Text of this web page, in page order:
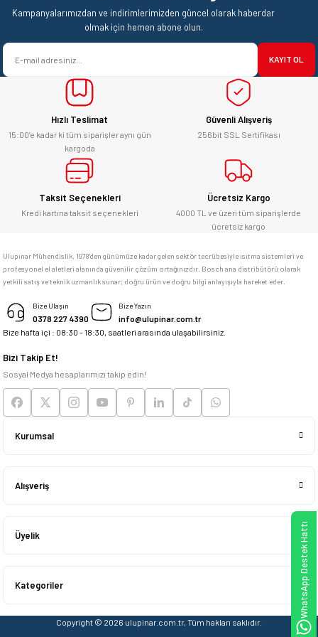
Ürün resmi kalitesiz, bozuk veya görüntülenemiyor.
Ürün açıklamasında eksik bilgiler bulunuyor.
Ürün bilgilerinde hatalar bulunuyor.
Ürün fiyatı diğer sitelerden daha pahalı.
Bu ürüne benzer farklı alternatifler olmalı.
Mehmet Kendi | 18/06/2026
satışı ve alış veriş deneyimi gayet
başarılı. hayırlı işler. teşekkürler.
yücel çağatay uzun | 12/06/2026
Kesinlikle orjinal ürün, güvenerek
alabilirsiniz.
E... Ü... | 10/06/2026
Bosch marka alet alacaksam kesinlikle
adresim Ulupınar.com.tr
memnun kaldım
Deneyimini Paylaş
Kampanyalarımızdan ve indirimlerimizden güncel olarak haberdar
olmak için hemen abone olun.
KAYIT OL
Hızlı Teslimat
15:00’e kadar ki tüm siparişler aynı gün
kargoda
Güvenli Alışveriş
256bit SSL Sertifikası
Taksit Seçenekleri
Kredi kartına taksit seçenekleri
Ücretsiz Kargo
4000 TL ve üzeri tüm siparişlerde
ücretsiz kargo
Ulupınar Mühendislik, 1978'den günümüze kadar gelen sektör tecrübesiyle ısıtma sistemleri ve
profesyonel el aletleri alanında güvenilir çözüm ortağınızdır. Bosch ana distribütörü olarak
yetkili satış ve teknik uzmanlık sunar; doğru ürün ve doğru bilgi anlayışıyla hareket eder.
Bize Ulaşın
0378 227 4390
Bize Yazın
info@ulupinar.com.tr
Bize hafta içi : 08:30 - 18:30, saatleri arasında ulaşabilirsiniz.
Bizi Takip Et!
Sosyal Medya hesaplarımızı takip edin!
Kurumsal
Alışveriş
Üyelik
Kategoriler
Copyright © 2026 ulupinar.com.tr, Tüm hakları saklıdır.
WhatsApp Destek Hattı